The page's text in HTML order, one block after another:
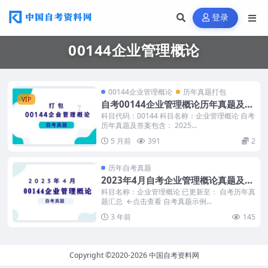
登录
00144企业管理概论
VIP
00144企业管理概论 历年真题打包
自考00144企业管理概论历年真题及答
案打包
科目代码：00144 科目名称：企业管理概论 自考
历年真题及答案包含： 2025...
5 月前
391 2
历年自考真题
2023年4月自考企业管理概论真题及答
案
科目名称：企业管理概论 已更新至： 自考历年真
题汇总 ←点击查看 自考真题示例...
3 年前
145
Copyright ©2020-2026中国自考资料网